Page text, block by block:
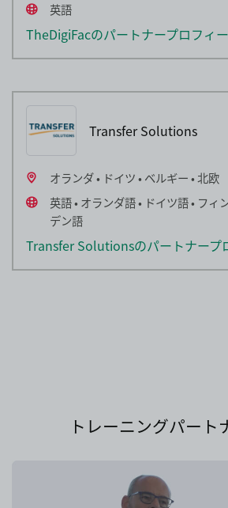
英語
TheDigiFacのパートナープロフィ
Transfer Solutions
オランダ • ドイツ • ベルギー • 北欧
英語 • オランダ語 • ドイツ語 • フィ
デン語
Transfer Solutionsのパートナープ
トレーニングパート